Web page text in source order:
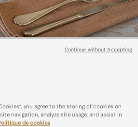
Coton
you agree to the storing of cookies on
navigation, analyze site usage, and assist in
de cookies
Continue without Accepting